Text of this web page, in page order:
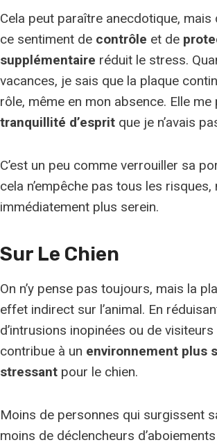
Cela peut paraître anecdotique, mais
ce sentiment de contrôle et de
supplémentaire réduit le stress.
vacances, je sais que la plaque
rôle, même en mon absence. Elle
tranquillité d’esprit que je n’avais
C’est un peu comme verrouiller sa
cela n’empêche pas tous les
immédiatement plus serein.
Sur Le Chien
On n’y pense pas toujours, mais la
effet indirect sur l’animal. En
d’intrusions inopinées ou de
contribue à un environnement plus
stressant pour le chien.
Moins de personnes qui surgissent
moins de déclencheurs